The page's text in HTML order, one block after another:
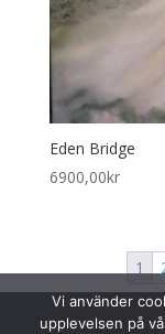
Eden Bridge
6900,00kr
1
Vi använder
upplevelsen på